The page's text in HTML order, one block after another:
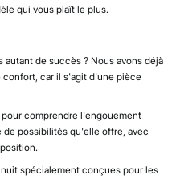
qui vous plaît le plus.
de succès ? Nous avons déjà
car il s'agit d'une pièce
comprendre l'engouement
possibilités qu'elle offre, avec
spécialement conçues pour les